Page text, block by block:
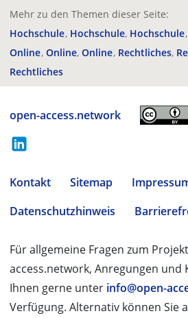
Mehr zu den Themen dieser Seite:
Hochschule Hochschule Hochschule
Online Online Online Rechtliches
Rechtliches
open-access.network
Kontakt Sitemap
Datenschutzhinweis
Für allgemeine Fragen zum
access.network, Anregungen und
Ihnen gerne unter info@open-
Verfügung. Alternativ können Sie